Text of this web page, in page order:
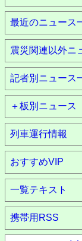
最近のニュース
震災関連以外ニ
記者別ニュース
＋板別ニュース
列車運行情報
おすすめVIP
一覧テキスト
携帯用RSS